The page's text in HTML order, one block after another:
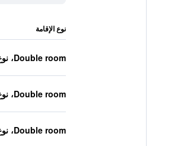
نوع الإقامة
Double room، نوع السرير غير معروف
Double room، نوع السرير غير معروف
Double room، نوع السرير غير معروف